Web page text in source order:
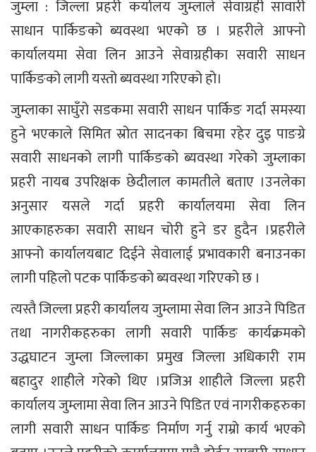
जुम्ला : जिल्ला प्रहरी कर्यालय जुम्लाले सेवाग्रही सावारी
साधान पार्किङको ब्यवस्था भएको छ । प्रहरीले आफ्नो
कार्यालयमा सेवा लिन आउने सेवाग्रहीका सवारी साधन
पार्किङको लागी यस्तो ब्यवस्था गरिएको हो।
जुम्लाका साघुँरो सडकमा सवारी साधन पार्किङ गर्दा समस्या
हुने भएकाले सिमित स्रोत सादनका बिचमा रहेर दुइ पाङग्रे
सवारी साधनको लागी पार्किङको ब्यवस्था गरेको जुम्लाका
प्रहरी नायब उपरिक्षक छेदीलाल कामतीले बताए ।उनलेका
अनुसार यसले गर्दा प्रहरी कार्यालयमा सेवा लिन
आएकाहरुका सवारी साधन चोरी हुने डर हुदैन ।प्रहरीले
आफ्नो कार्यालयबाट दिईने सेवालाई प्रभावकारी बनाउनका
लागी पहिलो पटक पार्किङको ब्यवस्था गरिएको छ ।
त्यस्तै जिल्ला प्रहरी कार्यालय जुम्लामा सेवा लिन आउने पिडित
तथा नागरीकहरुका लागी सवारी पार्किङ कार्यक्रमको
उद्धघाटन जुम्ला जिल्लाका प्रमुख जिल्ला अधिकारी राम
बहादुर शाहीले गरेको थिए ।प्रजिअ शाहीले जिल्ला प्रहरी
कार्यालय जुम्लामा सेवा लिन आउने पिडित एवं नागरीकहरुका
लागी सवारी साधन पार्किङ निर्माण गर्नु राम्रो कार्य भएको